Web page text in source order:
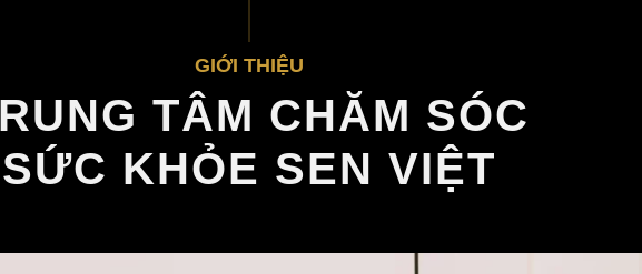
GIỚI THIỆU
TÂM CHĂM SÓC
SỨC KHỎE SEN VIỆT